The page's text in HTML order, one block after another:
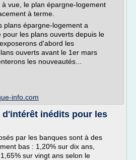
vue, le plan épargne-logement
à terme.
plans épargne-logement a
pour les plans ouverts depuis le
d'abord les
ouverts avant le 1er mars
les nouveautés...
info.com
inédits pour les
par les banques sont à des
bas : 1,20% sur dix ans,
sur vingt ans selon le